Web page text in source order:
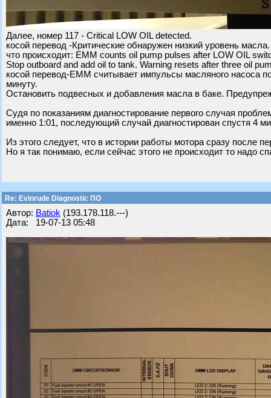
Далее, номер 117 - Critical LOW OIL detected.
косой перевод -Критические обнаружен низкий уровень масла.
что происходит: EMM counts oil pump pulses after LOW OIL
Stop outboard and add oil to tank. Warning resets after three oil
косой перевод-EMM считывает импульсы масляного насоса
минуту.
Остановить подвесных и добавления масла в баке.
Судя по показаниям диагностирование первого случая
именно 1:01, последующий случай диагностирован спустя 4
Из этого следует, что в истории работы мотора сразу после
Но я так понимаю, если сейчас этого не происходит то надо
Re: Evinrude Diagnostic ПО
Автор: Batiok (193.178.118.---)
Дата: 19-07-13 05:48